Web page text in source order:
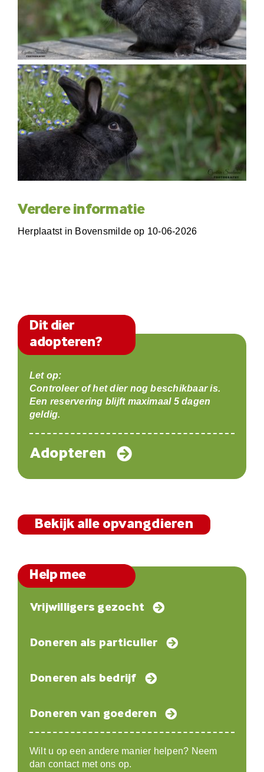
Verdere informatie
Herplaatst in Bovensmilde op 10-06-2026
Dit dier
adopteren?
Let op:
Controleer of het dier nog beschikbaar is.
Een reservering blijft maximaal 5 dagen
geldig.
Adopteren
Bekijk alle opvangdieren
Help mee
Vrijwilligers gezocht
Doneren als particulier
Doneren als bedrijf
Doneren van goederen
Wilt u op een andere manier helpen? Neem
dan contact met ons op.